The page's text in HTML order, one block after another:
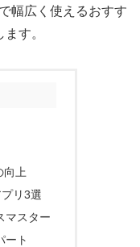
幅広く使えるおすす
す。
向上
リ3選
マスター
ート